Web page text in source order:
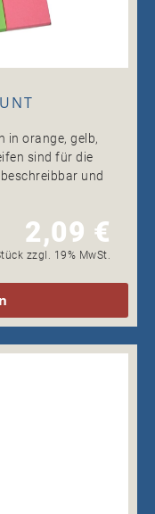
in orange, gelb,
sind für die
und
2,09 €
zzgl. 19% MwSt.